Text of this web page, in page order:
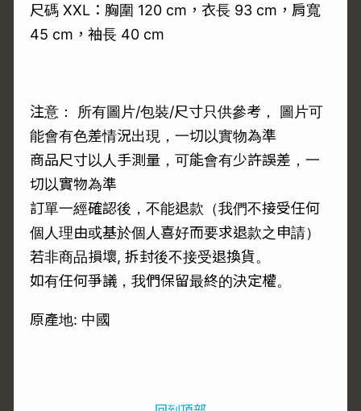
尺碼 XXL：胸圍 120 cm，衣長 93 cm，肩寬
45 cm，袖長 40 cm
注意： 所有圖片/包裝/尺寸只供參考， 圖片可
能會有色差情況出現，一切以實物為準
商品尺寸以人手測量，可能會有少許誤差，一
切以實物為準
訂單一經確認後，不能退款（我們不接受任何
個人理由或基於個人喜好而要求退款之申請）
若非商品損壞, 拆封後不接受退換貨。
如有任何爭議，我們保留最終的決定權。
原產地: 中國